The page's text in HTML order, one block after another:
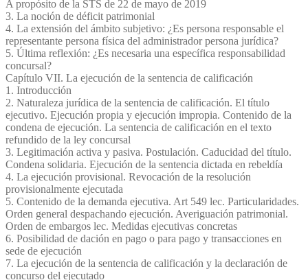
A propósito de la STS de 22 de mayo de 2019
3. La noción de déficit patrimonial
4. La extensión del ámbito subjetivo: ¿Es persona responsable el
representante persona física del administrador persona jurídica?
5. Última reflexión: ¿Es necesaria una específica responsabilidad
concursal?
Capítulo VII. La ejecución de la sentencia de calificación
1. Introducción
2. Naturaleza jurídica de la sentencia de calificación. El título
ejecutivo. Ejecución propia y ejecución impropia. Contenido de la
condena de ejecución. La sentencia de calificación en el texto
refundido de la ley concursal
3. Legitimación activa y pasiva. Postulación. Caducidad del título.
Condena solidaria. Ejecución de la sentencia dictada en rebeldía
4. La ejecución provisional. Revocación de la resolución
provisionalmente ejecutada
5. Contenido de la demanda ejecutiva. Art 549 lec. Particularidades.
Orden general despachando ejecución. Averiguación patrimonial.
Orden de embargos lec. Medidas ejecutivas concretas
6. Posibilidad de dación en pago o para pago y transacciones en
sede de ejecución
7. La ejecución de la sentencia de calificación y la declaración de
concurso del ejecutado